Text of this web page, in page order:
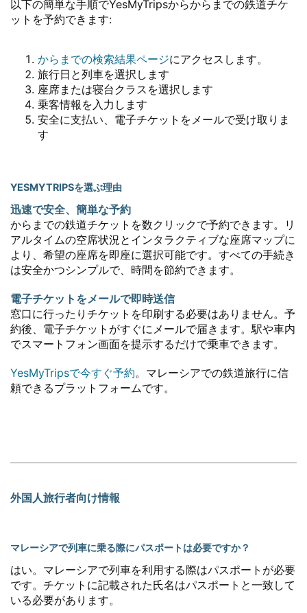
以下の簡単な手順でYesMyTripsからからまでの鉄道チケ
ットを予約できます:
からまでの検索結果ページにアクセスします。
旅行日と列車を選択します
座席または寝台クラスを選択します
乗客情報を入力します
安全に支払い、電子チケットをメールで受け取りま
す
YESMYTRIPSを選ぶ理由
迅速で安全、簡単な予約
からまでの鉄道チケットを数クリックで予約できます。リ
アルタイムの空席状況とインタラクティブな座席マップに
より、希望の座席を即座に選択可能です。すべての手続き
は安全かつシンプルで、時間を節約できます。
電子チケットをメールで即時送信
窓口に行ったりチケットを印刷する必要はありません。予
約後、電子チケットがすぐにメールで届きます。駅や車内
でスマートフォン画面を提示するだけで乗車できます。
YesMyTripsで今すぐ予約。マレーシアでの鉄道旅行に信
頼できるプラットフォームです。
外国人旅行者向け情報
マレーシアで列車に乗る際にパスポートは必要ですか？
はい。マレーシアで列車を利用する際はパスポートが必要
です。チケットに記載された氏名はパスポートと一致して
いる必要があります。